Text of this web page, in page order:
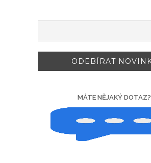
MÁTE NĚJAKÝ DOTAZ?